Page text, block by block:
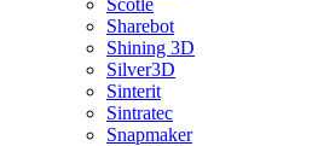
Scotle
Sharebot
Shining 3D
Silver3D
Sinterit
Sintratec
Snapmaker